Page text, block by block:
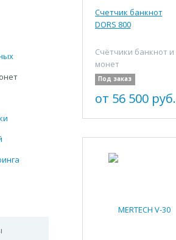
Счетчик банкнот
DORS 800
Счётчики банкнот и
монет
Под заказ
от 56 500 руб.